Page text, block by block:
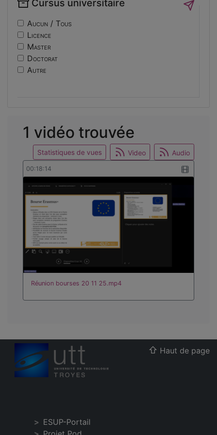
1 vidéo trouvée
Statistiques de vues Video Audio
00:18:14
Réunion bourses 20 11 25.mp4
Sécurité
Sociologie
if14
ri
usinage
edc
engineering
ev14
osticket
Cursus universitaire
Aucun / Tous
Licence
Master
Doctorat
Autre
Haut de page
ESUP-Portail